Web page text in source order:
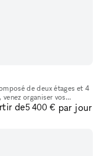
de deux étages et 4
ou bien
de5 400 € par jour